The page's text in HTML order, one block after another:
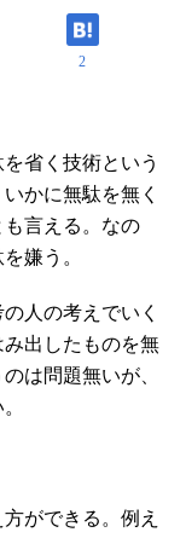
2
省く技術という
かに無駄を無く
言える。なの
嫌う。
人の考えでいく
出したものを無
は問題無いが、
ができる。例え